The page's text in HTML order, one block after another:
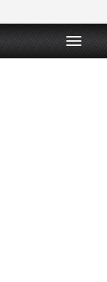
T
o
g